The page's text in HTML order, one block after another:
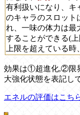
有利扱いになり、キ
のキャラのスロット
れ、一味の体力は最
することができる(
上限を超えている
効果は①超進化,②限
大強化状態を表記し
エネルの評価はこち